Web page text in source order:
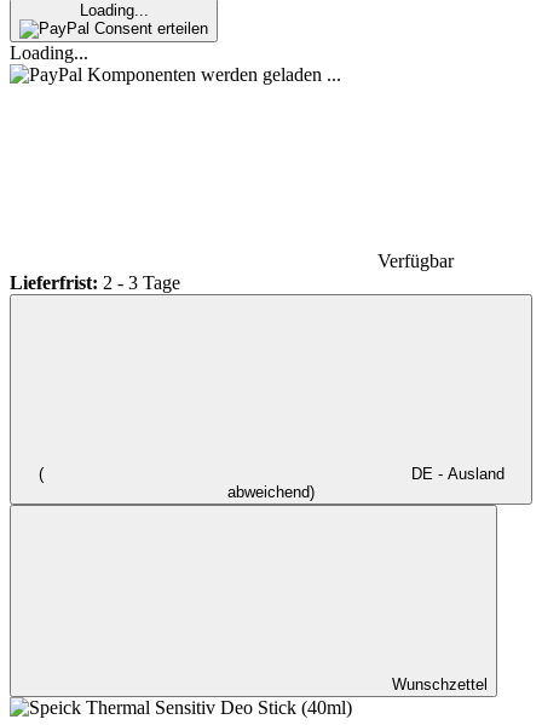
Loading...
Consent erteilen
Loading...
Komponenten werden geladen ...
Verfügbar
Lieferfrist: 2 - 3 Tage
(
DE - Ausland
abweichend)
Wunschzettel